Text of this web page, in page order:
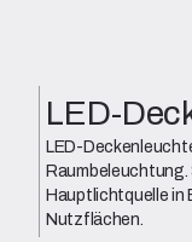
LED-
LED-
Hauptlichtquelle in
Nutzflächen.